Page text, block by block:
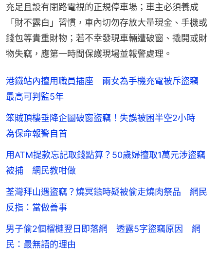
充足且設有閉路電視的正規停車場；車主必須養成
「財不露白」習慣，車內切勿存放大量現金、手機或
錢包等貴重財物；若不幸發現車輛遭破窗、撬開或財
物失竊，應第一時間保護現場並報警處理。
港鐵站內擅用職員插座 兩女為手機充電被斥盜竊
最高可判監5年
笨賊頂樓垂降企圖破窗盜竊！失誤被困半空2小時
為保命報警自首
用ATM提款忘記取錢點算？50歲婦擅取1萬元涉盜竊
被捕 網民教咁做
荃灣拜山遇盜竊？燒冥鏹時疑被偷走燒肉祭品 網民
反指：當做善事
男子偷2個榴槤翌日即落網 透露5字盜竊原因 網
民：最無語的理由